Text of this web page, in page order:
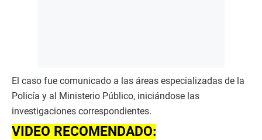
El caso fue comunicado a las áreas especializadas de la
Policía y al Ministerio Público, iniciándose las
investigaciones correspondientes.
VIDEO RECOMENDADO: